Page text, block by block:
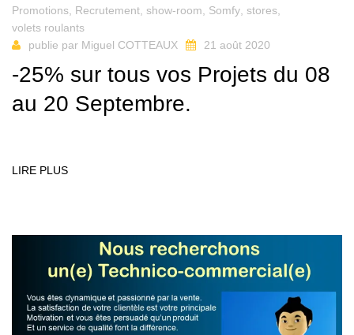
Promotions Recrutement show-room Somfy stores
volets roulants
publie par Miguel COTTEAUX 21 août 2020
-25% sur tous vos Projets du 08
au 20 Septembre.
LIRE PLUS